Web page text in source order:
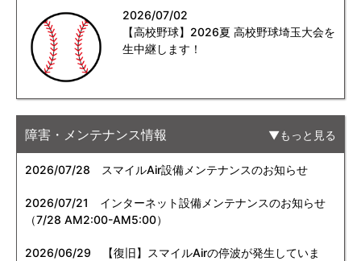
2026/07/02
【高校野球】2026夏 高校野球埼玉大会を
生中継します！
障害・メンテナンス情報 もっと見る
2026/07/28 スマイルAir設備メンテナンスのお知らせ
2026/07/21
インターネット設備メンテナンスのお知らせ
（7/28 AM2:00-AM5:00）
2026/06/29 【復旧】スマイルAirの停波が発生していま